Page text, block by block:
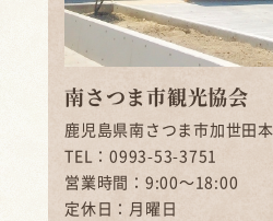
南さつま市観光協会
鹿児島県南さつま市加世田
TEL：0993-53-3751
営業時間：9:00～18:00
定休日：月曜日